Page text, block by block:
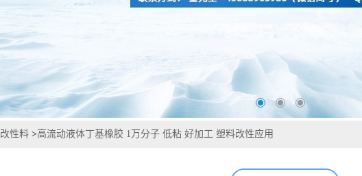
改性料 >高流动液体丁基橡胶 1万分子 低粘 好加工 塑料改性应用